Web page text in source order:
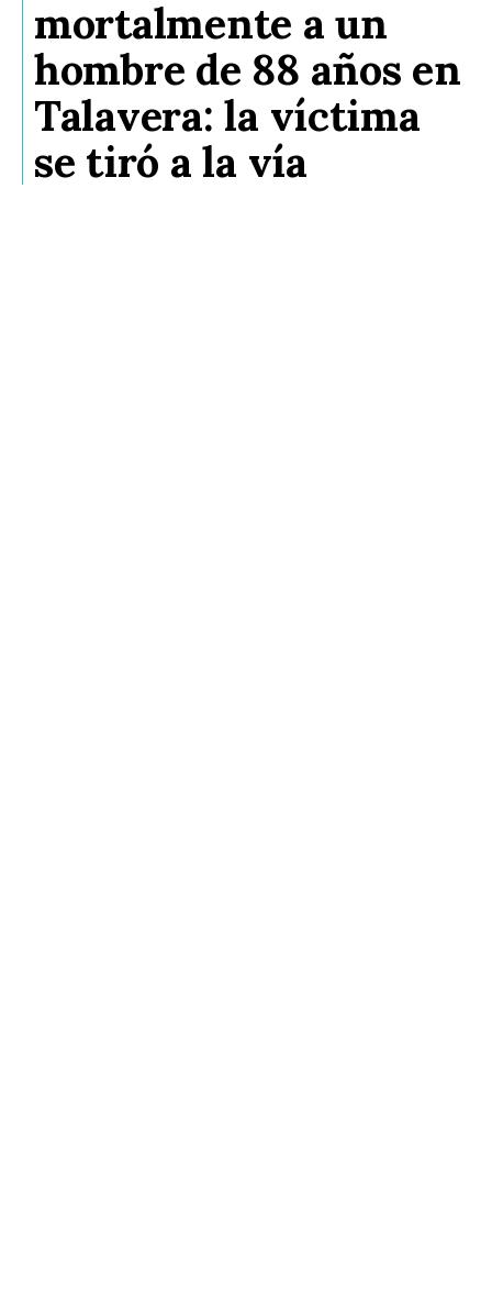
mortalmente a un
hombre de 88 años en
Talavera: la víctima
se tiró a la vía